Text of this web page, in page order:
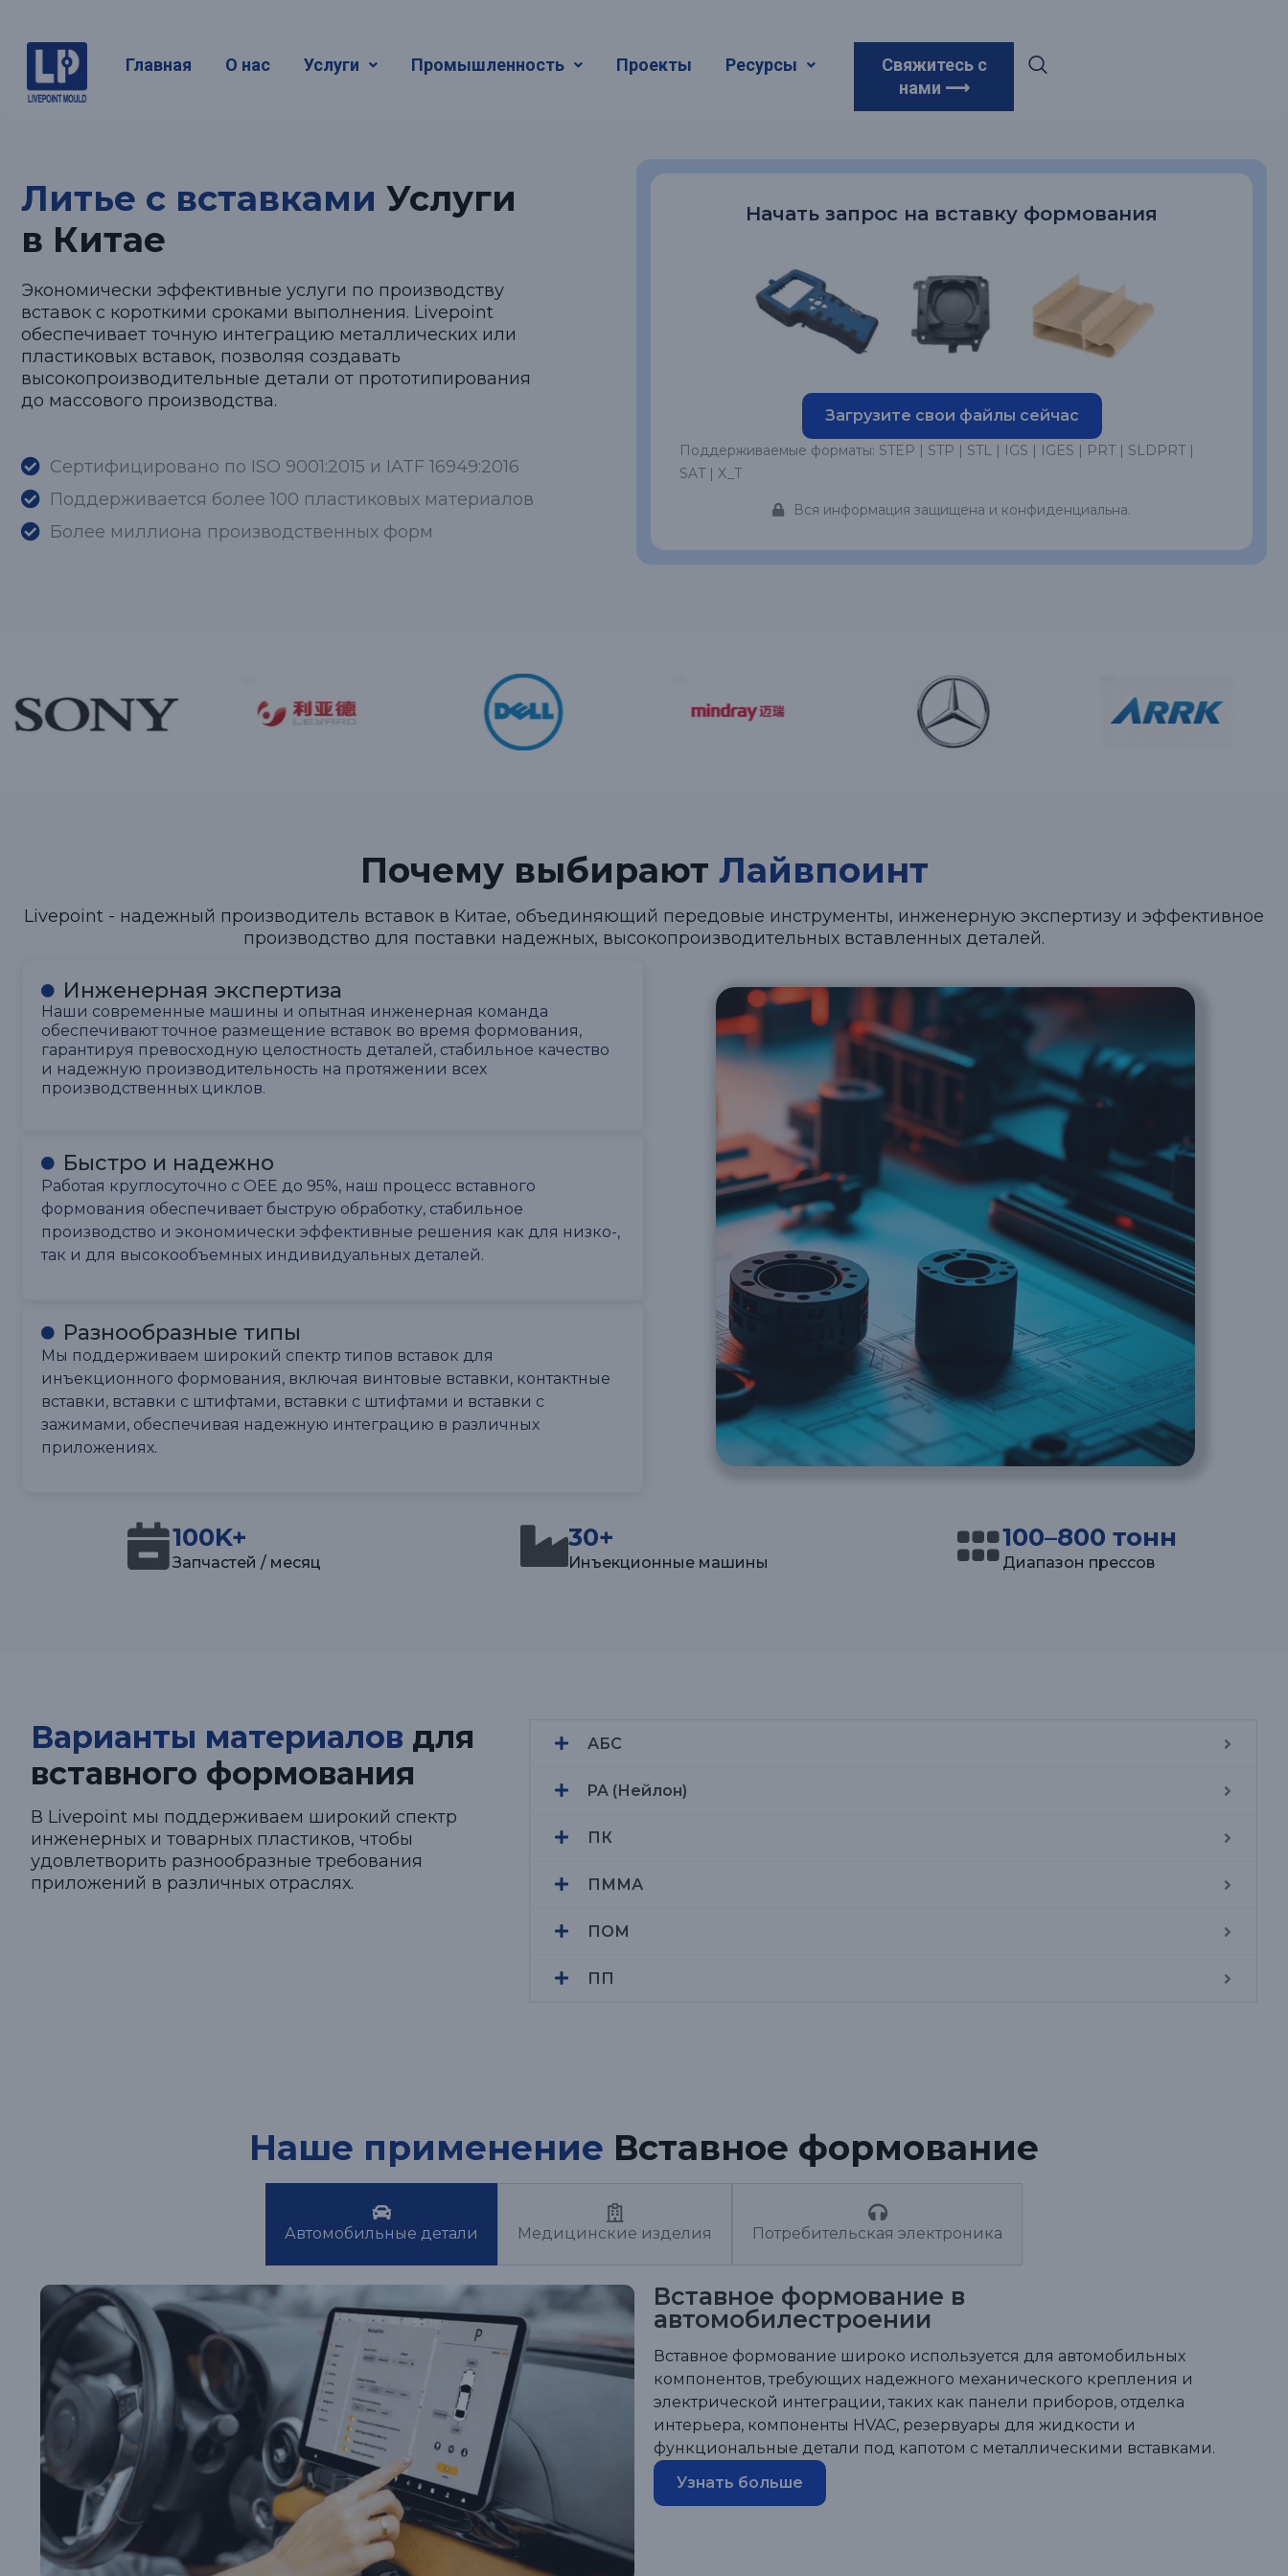
Главная О нас Услуги Промышленность Проекты Ресурсы
Свяжитесь с
нами ⟶
Литье с вставками
Литье с вставками Услуги
в Китае
Экономически эффективные услуги по производству
вставок с короткими сроками выполнения. Livepoint
обеспечивает точную интеграцию металлических или
пластиковых вставок, позволяя создавать
высокопроизводительные детали от прототипирования
до массового производства.
Сертифицировано по ISO 9001:2015 и IATF 16949:2016
Поддерживается более 100 пластиковых материалов
Более миллиона производственных форм
Начать запрос на вставку формования
Загрузите свои файлы сейчас
Поддерживаемые форматы: STEP | STP | STL | IGS | IGES | PRT | SLDPRT |
SAT | X_T
Вся информация защищена и конфиденциальна.
Почему выбирают Лайвпоинт
Livepoint - надежный производитель вставок в Китае, объединяющий передовые инструменты, инженерную экспертизу и эффективное
производство для поставки надежных, высокопроизводительных вставленных деталей.
Инженерная экспертиза
Наши современные машины и опытная инженерная команда
обеспечивают точное размещение вставок во время формования,
гарантируя превосходную целостность деталей, стабильное качество
и надежную производительность на протяжении всех
производственных циклов.
Быстро и надежно
Работая круглосуточно с OEE до 95%, наш процесс вставного
формования обеспечивает быструю обработку, стабильное
производство и экономически эффективные решения как для низко-,
так и для высокообъемных индивидуальных деталей.
Разнообразные типы
Мы поддерживаем широкий спектр типов вставок для
инъекционного формования, включая винтовые вставки, контактные
вставки, вставки с штифтами, вставки с штифтами и вставки с
зажимами, обеспечивая надежную интеграцию в различных
приложениях.
100K+
Запчастей / месяц
30+
Инъекционные машины
100–800 тонн
Диапазон прессов
Варианты материалов для
вставного формования
В Livepoint мы поддерживаем широкий спектр
инженерных и товарных пластиков, чтобы
удовлетворить разнообразные требования
приложений в различных отраслях.
АБС
PA (Нейлон)
ПК
ПММА
ПОМ
ПП
Наше применение Вставное формование
Автомобильные детали Медицинские изделия Потребительская электроника
Вставное формование в
автомобилестроении
Вставное формование широко используется для автомобильных
компонентов, требующих надежного механического крепления и
электрической интеграции, таких как панели приборов, отделка
интерьера, компоненты HVAC, резервуары для жидкости и
функциональные детали под капотом с металлическими вставками.
Узнать больше